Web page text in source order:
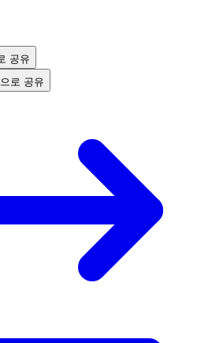
공유
로 공유